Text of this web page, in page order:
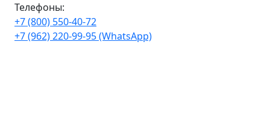
Телефоны:
+7 (800) 550-40-72
+7 (962) 220-99-95 (WhatsApp)